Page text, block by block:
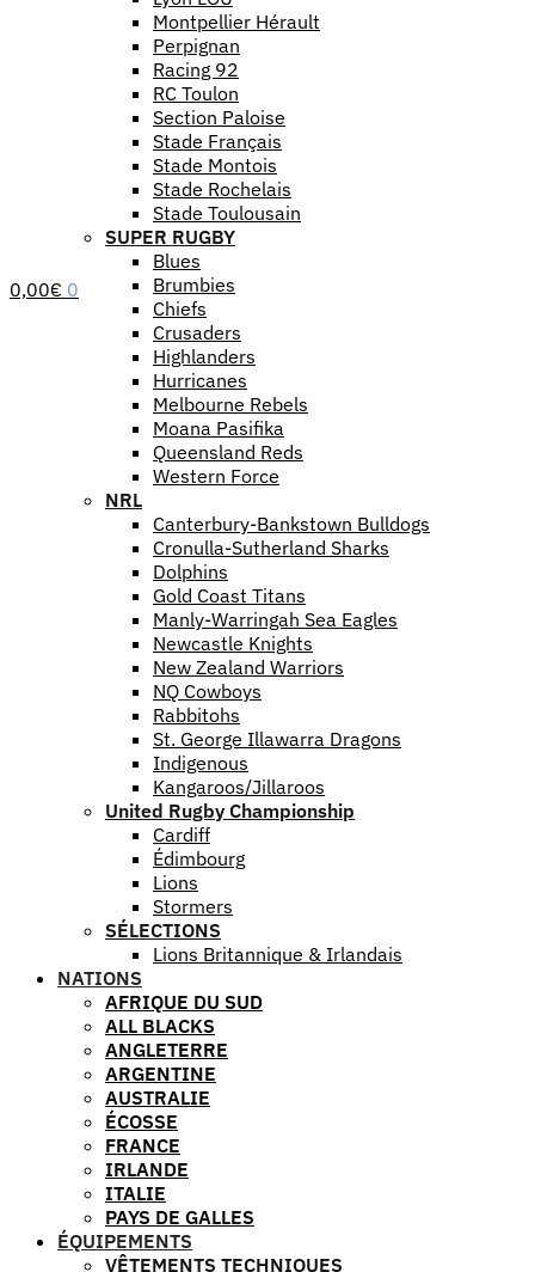
0,00€ 0
Montpellier Hérault
Perpignan
Racing 92
RC Toulon
Section Paloise
Stade Français
Stade Montois
Stade Rochelais
Stade Toulousain
SUPER RUGBY
Blues
Brumbies
Chiefs
Crusaders
Highlanders
Hurricanes
Melbourne Rebels
Moana Pasifika
Queensland Reds
Western Force
NRL
Canterbury-Bankstown Bulldogs
Cronulla-Sutherland Sharks
Dolphins
Gold Coast Titans
Manly-Warringah Sea Eagles
Newcastle Knights
New Zealand Warriors
NQ Cowboys
Rabbitohs
St. George Illawarra Dragons
Indigenous
Kangaroos/Jillaroos
United Rugby Championship
Cardiff
Édimbourg
Lions
Stormers
SÉLECTIONS
Lions Britannique & Irlandais
NATIONS
AFRIQUE DU SUD
ALL BLACKS
ANGLETERRE
ARGENTINE
AUSTRALIE
ÉCOSSE
FRANCE
IRLANDE
ITALIE
PAYS DE GALLES
ÉQUIPEMENTS
VÊTEMENTS TECHNIQUES